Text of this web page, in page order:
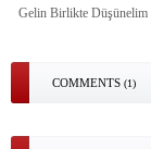
Gelin Birlikte Düşünelim
COMMENTS (1)